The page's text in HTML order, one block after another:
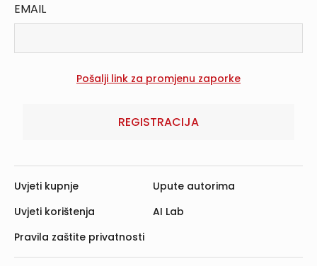
EMAIL
REGISTRACIJA
Uvjeti kupnje
Uvjeti korištenja
Pravila zaštite privatnosti
Upute autorima
AI Lab